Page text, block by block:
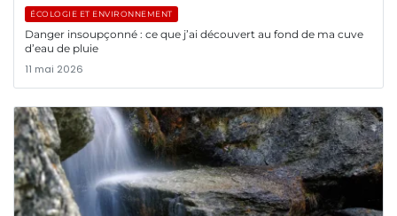
ÉCOLOGIE ET ENVIRONNEMENT
Danger insoupçonné : ce que j’ai découvert au fond de ma cuve
d’eau de pluie
11 mai 2026